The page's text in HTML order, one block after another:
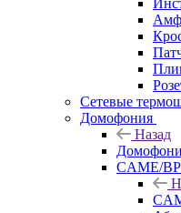
Сетевые
Домофония
Назад
CAME/